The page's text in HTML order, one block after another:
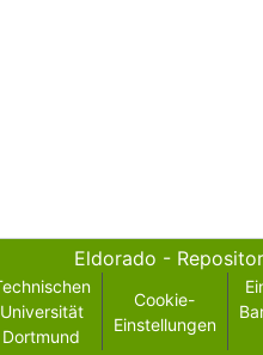
Eldorado -
Universität
Dortmund
Cookie-
Einstellungen